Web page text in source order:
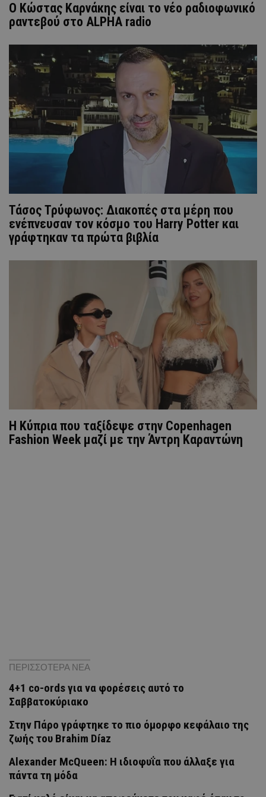
Ο Κώστας Καρνάκης είναι το νέο ραδιοφωνικό
ραντεβού στο ALPHA radio
Τάσος Τρύφωνος: Διακοπές στα μέρη που
ενέπνευσαν τον κόσμο του Harry Potter και
γράφτηκαν τα πρώτα βιβλία
Η Κύπρια που ταξίδεψε στην Copenhagen
Fashion Week μαζί με την Άντρη Καραντώνη
ΠΕΡΙΣΣΟΤΕΡΑ ΝΕΑ
4+1 co-ords για να φορέσεις αυτό το
Σαββατοκύριακο
Στην Πάρο γράφτηκε το πιο όμορφο κεφάλαιο της
ζωής του Brahim Díaz
Alexander McQueen: Η ιδιοφυΐα που άλλαξε για
πάντα τη μόδα